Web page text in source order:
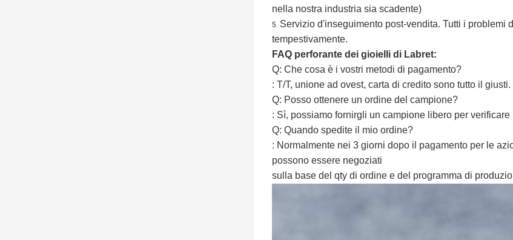
nella nostra industria sia scadente)
5. Servizio d'inseguimento post-vendita. Tutti i
tempestivamente.
FAQ perforante dei gioielli di Labret:
Q: Che cosa è i vostri metodi di pagamento?
: T/T, unione ad ovest, carta di credito sono tutto il giusti.
Q: Posso ottenere un ordine del campione?
: Sì, possiamo fornirgli un campione libero per
Q: Quando spedite il mio ordine?
: Normalmente nei 3 giorni dopo il pagamento per le
possono essere negoziati
sulla base del qty di ordine e del programma di